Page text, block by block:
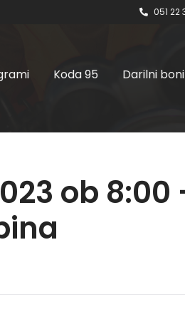
051 22
Koda 95 Darilni boni
ob 8:00